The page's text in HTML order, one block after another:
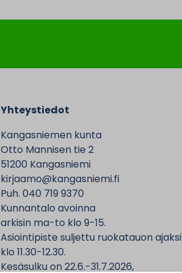
Yhteystiedot
Kangasniemen kunta
Otto Mannisen tie 2
51200 Kangasniemi
kirjaamo@kangasniemi.fi
Puh. 040 719 9370
Kunnantalo avoinna
arkisin ma-to klo 9-15.
Asiointipiste suljettu ruokatauon ajaksi
klo 11.30-12.30.
Kesäsulku on 22.6.-31.7.2026,